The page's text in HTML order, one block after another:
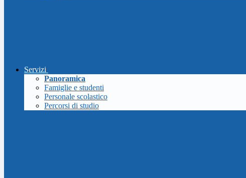
Servizi
Panoramica
Famiglie e studenti
Personale scolastico
Percorsi di studio